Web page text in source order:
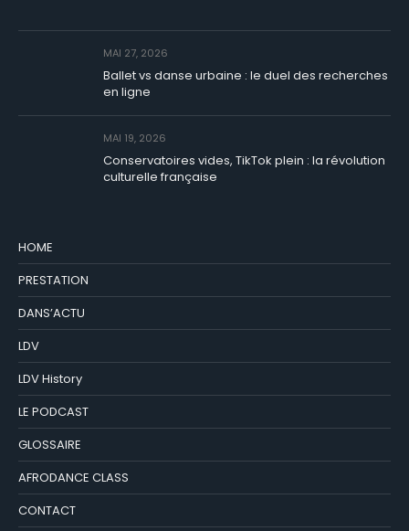
MAI 27, 2026
Ballet vs danse urbaine : le duel des recherches
en ligne
MAI 19, 2026
Conservatoires vides, TikTok plein : la révolution
culturelle française
HOME
PRESTATION
DANS’ACTU
LDV
LDV History
LE PODCAST
GLOSSAIRE
AFRODANCE CLASS
CONTACT